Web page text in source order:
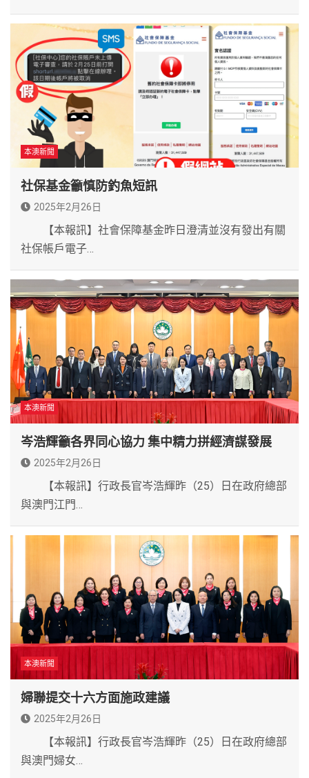
本澳新聞
社保基金籲慎防釣魚短訊
2025年2月26日
【本報訊】社會保障基金昨日澄清並沒有發出有關
社保帳戶電子…
本澳新聞
岑浩輝籲各界同心協力 集中精力拼經濟謀發展
2025年2月26日
【本報訊】行政長官岑浩輝昨（25）日在政府總部
與澳門江門…
本澳新聞
婦聯提交十六方面施政建議
2025年2月26日
【本報訊】行政長官岑浩輝昨（25）日在政府總部
與澳門婦女…